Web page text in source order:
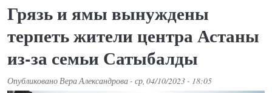
Грязь и ямы вынуждены
терпеть жители центра Астаны
из-за семьи Сатыбалды
ОпубликованоВера Александрова- ср, 04/10/2023 - 18:05